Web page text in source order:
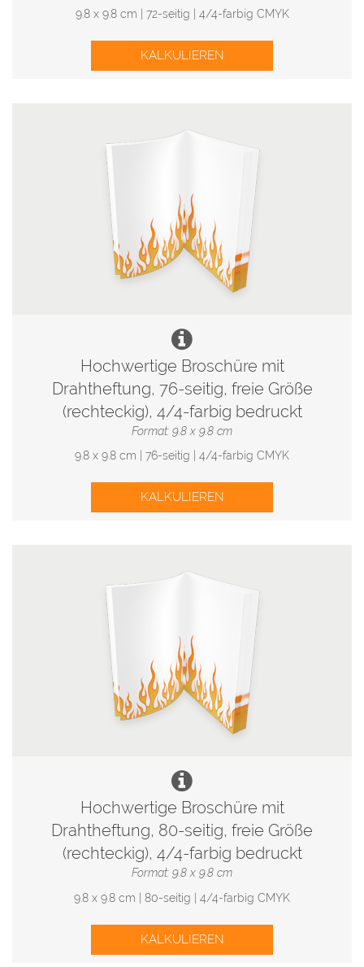
9.8 x 9.8 cm | 72-seitig | 4/4-farbig CMYK
KALKULIEREN
Hochwertige Broschüre mit
Drahtheftung, 76-seitig, freie Größe
(rechteckig), 4/4-farbig bedruckt
Format: 9.8 x 9.8 cm
9.8 x 9.8 cm | 76-seitig | 4/4-farbig CMYK
KALKULIEREN
Hochwertige Broschüre mit
Drahtheftung, 80-seitig, freie Größe
(rechteckig), 4/4-farbig bedruckt
Format: 9.8 x 9.8 cm
9.8 x 9.8 cm | 80-seitig | 4/4-farbig CMYK
KALKULIEREN